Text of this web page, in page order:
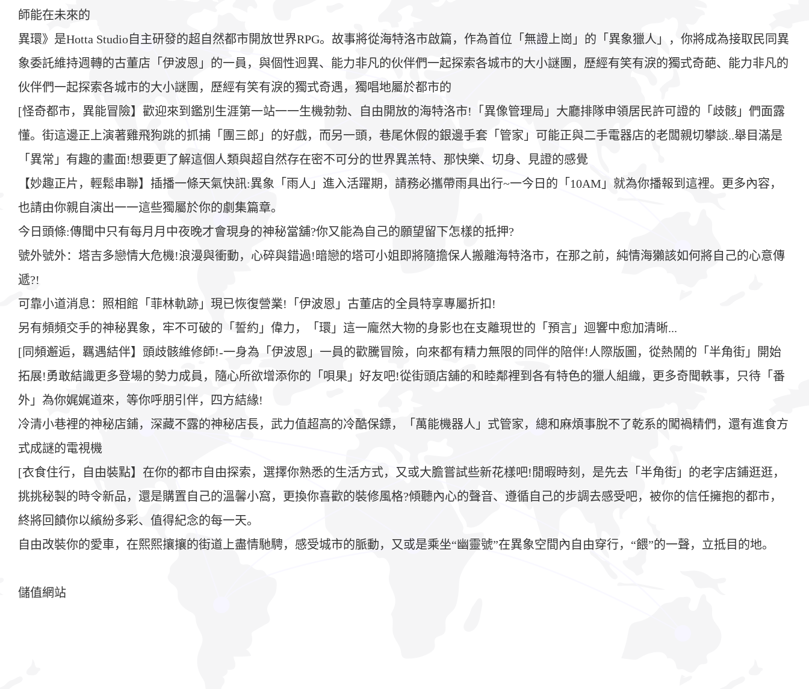
師能在未來的
異環》是Hotta Studio自主研發的超自然都市開放世界RPG。故事將從海特洛市啟篇，作為首位「無證上崗」的「異象獵人」，你將成為接取民同異
象委託維持週轉的古董店「伊波恩」的一員，與個性迥異、能力非凡的伙伴們一起探索各城市的大小謎團，歷經有笑有淚的獨式奇葩、能力非凡的
伙伴們一起探索各城市的大小謎團，歷經有笑有淚的獨式奇遇，獨唱地屬於都市的
[怪奇都市，異能冒險】歡迎來到鑑別生涯第一站一一生機勃勃、自由開放的海特洛市!「異像管理局」大廳排隊申領居民許可證的「歧骸」們面露
懂。街這邊正上演著雞飛狗跳的抓捕「團三郎」的好戲，而另一頭，巷尾休假的銀邊手套「管家」可能正與二手電器店的老闆親切攀談..舉目滿是
「異常」有趣的畫面!想要更了解這個人類與超自然存在密不可分的世界異羔特、那快樂、切身、見證的感覺
【妙趣正片，輕鬆串聯】插播一條天氣快訊:異象「雨人」進入活躍期，請務必攜帶雨具出行~一今日的「10AM」就為你播報到這裡。更多內容，
也請由你親自演出一一這些獨屬於你的劇集篇章。
今日頭條:傳聞中只有每月月中夜晚才會現身的神秘當舖?你又能為自己的願望留下怎樣的抵押?
號外號外：塔吉多戀情大危機!浪漫與衝動，心碎與錯過!暗戀的塔可小姐即將隨擔保人搬離海特洛市，在那之前，純情海獺該如何將自己的心意傳
遞?!
可靠小道消息：照相館「菲林軌跡」現已恢復營業!「伊波恩」古董店的全員特享專屬折扣!
另有頻頻交手的神秘異象，牢不可破的「誓約」偉力，「環」這一龐然大物的身影也在支離現世的「預言」迴響中愈加清晰...
[同頻邂逅，羈遇結伴】頭歧骸維修師!-一身為「伊波恩」一員的歡騰冒險，向來都有精力無限的同伴的陪伴!人際版圖，從熱鬧的「半角街」開始
拓展!勇敢結識更多登場的勢力成員，隨心所欲增添你的「唄果」好友吧!從街頭店舖的和睦鄰裡到各有特色的獵人組織，更多奇聞軼事，只待「番
外」為你娓娓道來，等你呼朋引伴，四方結緣!
冷清小巷裡的神秘店鋪，深藏不露的神秘店長，武力值超高的冷酷保鏢，「萬能機器人」式管家，總和麻煩事脫不了乾系的闖禍精們，還有進食方
式成謎的電視機
[衣食住行，自由裝點】在你的都市自由探索，選擇你熟悉的生活方式，又或大膽嘗試些新花樣吧!閒暇時刻，是先去「半角街」的老字店鋪逛逛，
挑挑秘製的時令新品，還是購置自己的溫馨小窩，更換你喜歡的裝修風格?傾聽內心的聲音、遵循自己的步調去感受吧，被你的信任擁抱的都市，
終將回饋你以繽紛多彩、值得紀念的每一天。
自由改裝你的愛車，在熙熙攘攘的街道上盡情馳騁，感受城市的脈動，又或是乘坐“幽靈號”在異象空間內自由穿行，“餵”的一聲，立抵目的地。
儲值網站